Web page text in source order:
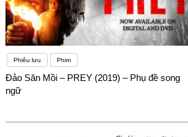
Phiêu lưu Phim
Đảo Săn Mồi – PREY (2019) – Phụ đề song
ngữ